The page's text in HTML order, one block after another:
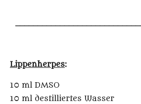
Lippenherpes:
10 ml DMSO
10 ml destilliertes Wasser